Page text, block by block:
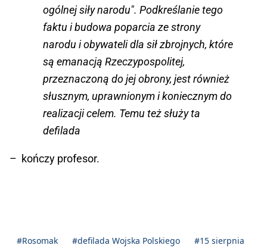
ogólnej siły narodu". Podkreślanie tego
faktu i budowa poparcia ze strony
narodu i obywateli dla sił zbrojnych, które
są emanacją Rzeczypospolitej,
przeznaczoną do jej obrony, jest również
słusznym, uprawnionym i koniecznym do
realizacji celem. Temu też służy ta
defilada
– kończy profesor.
#Rosomak #defilada Wojska Polskiego
#15 sierpnia